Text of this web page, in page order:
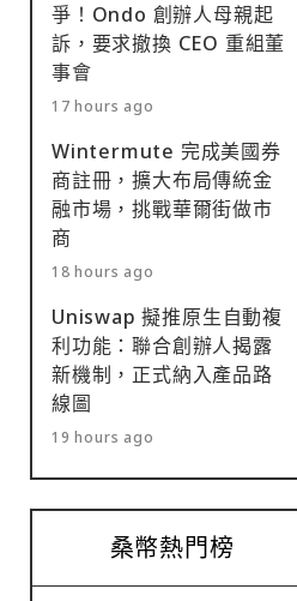
爭！Ondo 創辦人母親起
訴，要求撤換 CEO 重組董
事會
17 hours ago
Wintermute 完成美國券
商註冊，擴大布局傳統金
融市場，挑戰華爾街做市
商
18 hours ago
Uniswap 擬推原生自動複
利功能：聯合創辦人揭露
新機制，正式納入產品路
線圖
19 hours ago
桑幣熱門榜